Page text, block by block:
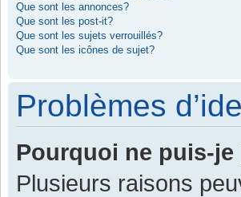
Que sont les annonces?
Que sont les post-it?
Que sont les sujets verrouillés?
Que sont les icônes de sujet?
Problèmes
Pourquoi ne puis-
Plusieurs raisons